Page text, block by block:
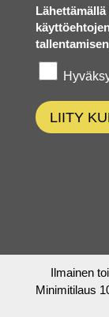
LIITY
Ilmainen
Minimitilaus